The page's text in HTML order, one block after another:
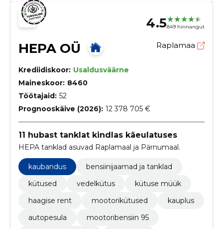
4.5849 hinnangut
HEPA OÜ Raplamaa
Krediidiskoor: Usaldusväärne
Maineskoor: 8460
Töötajaid: 52
Prognooskäive (2026): 12 378 705 €
11 hubast tanklat kindlas käeulatuses
HEPA tanklad asuvad Raplamaal ja Pärnumaal.
kaubandus
bensiinijaamad ja tanklad
kütused
vedelkütus
kütuse müük
haagise rent
mootorikütused
kauplus
autopesula
mootoribensiin 95